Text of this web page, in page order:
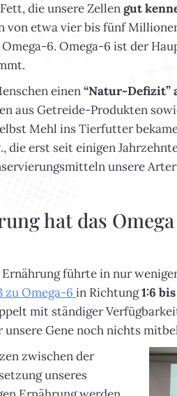
die unsere Zellengut
von etwa vier bis fünf
6. Omega-6 ist der
einen“Natur-Defizit”
aus Getreide-Produkten
Mehl ins Tierfutter
die erst seit einigen
unsere
hat das
führte in nur
zu Omega-6 in Richtung1:6
mit ständiger
Gene noch nichts
zwischen der
unseres